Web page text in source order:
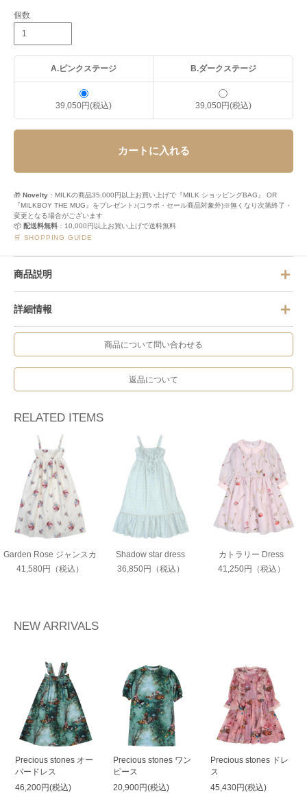
個数
A.ピンクステージ B.ダークステージ
39,050円(税込) 39,050円(税込)
カートに入れる
🎁 Novelty ：MILKの商品35,000円以上お買い上げで『MILK ショッピングBAG』 OR
『MILKBOY THE MUG』をプレゼント♪(コラボ・セール商品対象外)※無くなり次第終了・
変更となる場合がございます
📦 配送料無料 ：10,000円以上お買い上げで送料無料
🛒 SHOPPING GUIDE
商品説明
詳細情報
商品について問い合わせる
返品について
RELATED ITEMS
Garden Rose ジャンスカ
41,580円（税込）
Shadow star dress
36,850円（税込）
カトラリー Dress
41,250円（税込）
NEW ARRIVALS
Precious stones オー
バードレス
46,200円(税込)
Precious stones ワン
ピース
20,900円(税込)
Precious stones ドレ
ス
45,430円(税込)